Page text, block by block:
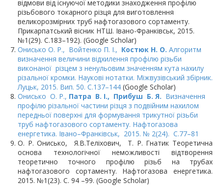
відмови від існуючої методики знаходження профілю
різьбового токарного різця для виготовлення
великорозмірних труб нафтогазового сортаменту.
Прикарпатський вісник НТШ. Івано-Франківськ, 2015.
№1(29). С.183–192). (Google Scholar)
Онисько О. Р., Войтенко П. І., Костюк Н. О. Алгоритм
визначення величини відхилення профілю різьби
виконаної різцем з ненульовим значенням кута нахилу
різальної кромки. Наукові нотатки. Міжвузівський збірник.
Луцьк, 2015. Вип. 50. С.137–144 (Google Scholar)
Онисько О. Р., Патра В. І., Прибуш Б. Я. Визначення
профілю різальної частини різця з подвійним нахилом
передньої поверхні для формування трикутної різьби
труб нафтогазового сортаменту. Нафтогазова
енергетика. Івано–Франківськ, 2015. № 2(24). С.77–81
О. Р. Онисько, Я.В.Теліхович, Т. Р. Гнатик Теоретична
основа технологічної неможливості відтворення
теоретично точного профілю різьб на трубах
нафтогазового сортаменту. Нафтогазова енергетика.
2015. №1(23). С. 94 –99. (Google Scholar)